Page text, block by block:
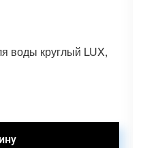
воды круглый LUX,